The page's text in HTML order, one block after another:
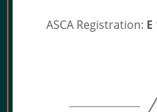
ASCA Registration: E